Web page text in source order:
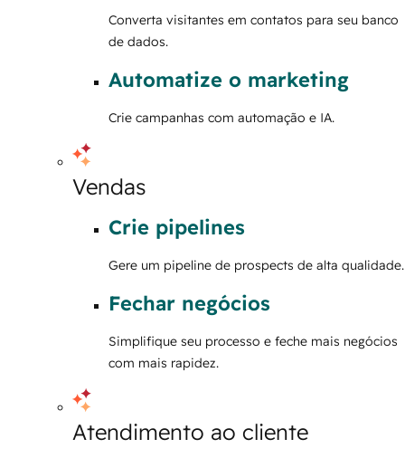
Converta visitantes em contatos para seu banco
de dados.
Automatize o marketing
Crie campanhas com automação e IA.
Vendas
Crie pipelines
Gere um pipeline de prospects de alta qualidade.
Fechar negócios
Simplifique seu processo e feche mais negócios
com mais rapidez.
Atendimento ao cliente